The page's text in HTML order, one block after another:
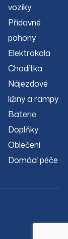
vozíky
Přídavné
pohony
Elektrokola
Chodítka
Nájezdové
ližiny a rampy
Baterie
Doplňky
Oblečení
Domácí péče